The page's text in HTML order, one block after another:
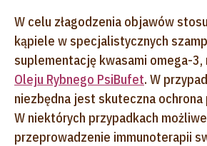
W celu złagodzenia objawów
kąpiele w specjalistycznych
suplementację kwasami omega-3,
Oleju Rybnego PsiBufet. W
niezbędna jest skuteczna
W niektórych przypadkach
przeprowadzenie immunoterapii